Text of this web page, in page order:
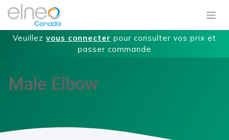
Veuillez vous connecter pour consulter vos prix et
passer commande
Male Elbow